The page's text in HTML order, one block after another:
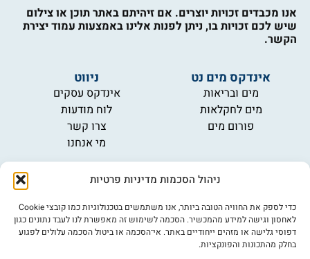
ניהול הסכמות מדיניות פרטיות
כדי לספק את החוויה הטובה ביותר, אנו משתמשים בטכנולוגיות כמו קובצי Cookie
לאחסון וגישה למידע מהמכשיר. הסכמה לשימוש זה מאפשרת לנו לעבד נתונים כגון
דפוסי גלישה או מזהים ייחודיים באתר. אי־הסכמה או ביטול הסכמה עלולים לפגוע
בחלק מהתכונות והפונקציות.
אנו מכבדים זכויות יוצרים. אם זיהיתם באתר תוכן או צילום
שיש לכם זכויות בו, ניתן לפנות אלינו באמצעות עמוד יצירת
הקשר.
אינדקס מים נט
מים ובריאות
מים לחקלאות
פורום מים
ניווט
אינדקס עסקים
לוח מודעות
צרו קשר
מי אנחנו
מידע
תקנון
הרשמה לניוזלטר
פרסמו אצלנו
הצהרת נגישות